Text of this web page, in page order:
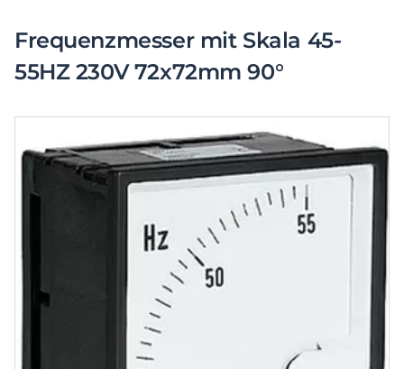
Frequenzmesser mit Skala 45-
55HZ 230V 72x72mm 90°